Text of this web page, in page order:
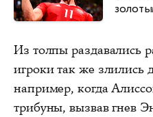
Из толпы раздавались
игроки так же злились
например, когда
трибуны, вызвав гнев